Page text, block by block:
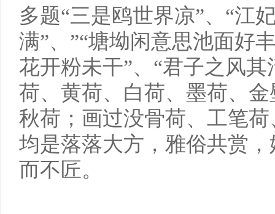
多题“三是鸥世界凉”、“江
满”、”“塘坳闲意思池面好
花开粉未干”、“君子之风
荷、黄荷、白荷、墨荷、
秋荷；画过没骨荷、工笔
均是落落大方，雅俗共赏
而不匠。